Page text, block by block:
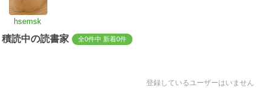
hsemsk
積読中の読書家 全0件中 新着0件
登録しているユーザーはいません